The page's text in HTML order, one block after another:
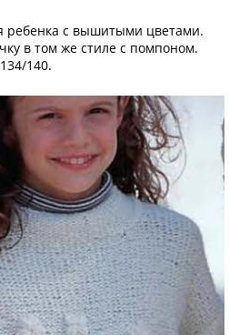
ребенка с вышитыми цветами.
в том же стиле с помпоном.
140.